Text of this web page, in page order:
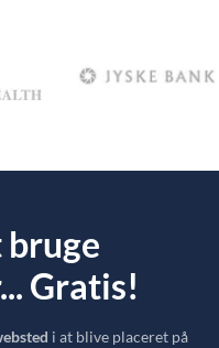
bruge
Gratis!
i at blive placeret på